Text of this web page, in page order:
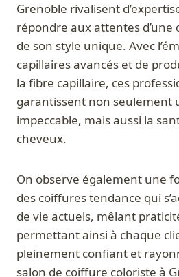
Grenoble rivalisent
répondre aux attentes d’une
de son style unique. Avec
capillaires avancés et de
la fibre capillaire, ces
garantissent non seulement
impeccable, mais aussi la
cheveux.
On observe également une
des coiffures tendance qui
de vie actuels, mêlant
permettant ainsi à chaque
pleinement confiant et
salon de coiffure coloriste à